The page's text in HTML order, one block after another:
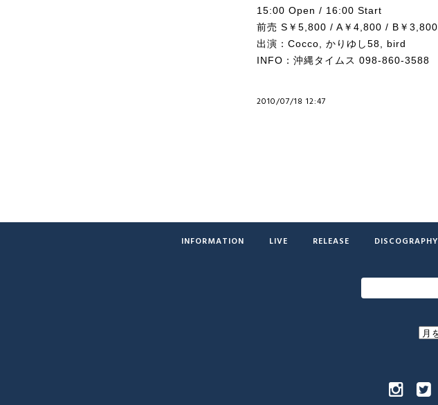
15:00 Open / 16:00 Start
前売 S￥5,800 / A￥4,800 / B￥3,800
出演：Cocco, かりゆし58, bird
INFO： 沖縄タイムス 098-860-3588
2010/07/18 12:47
INFORMATION LIVE RELEASE DISCOGRAPHY